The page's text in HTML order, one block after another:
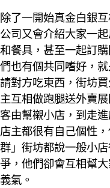
除了一開始真金白銀
公司又會介紹大家一
和餐具，甚至一起訂
們也有個共同嗜好，
請對方吃東西，街坊
主互相做跑腿送外賣
客由幫襯小店，到走
店主都很有自己個性
群」街坊都說一般小
爭，他們卻會互相幫
義氣。